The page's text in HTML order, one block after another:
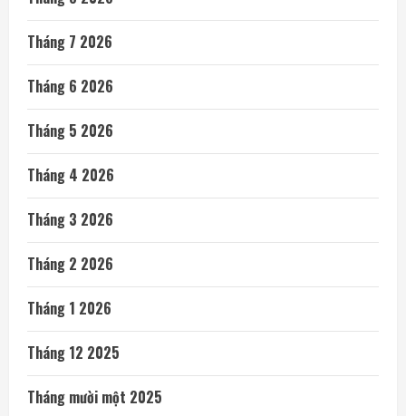
Tháng 7 2026
Tháng 6 2026
Tháng 5 2026
Tháng 4 2026
Tháng 3 2026
Tháng 2 2026
Tháng 1 2026
Tháng 12 2025
Tháng mười một 2025